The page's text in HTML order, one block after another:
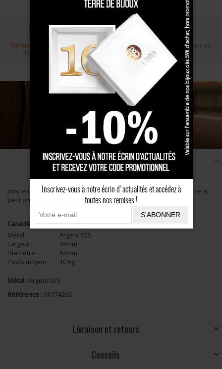
Livraison gratuite
dès 100 €
Écrin cadeau Paiement sécurisé
Description
Jonc en Argent massif, motif tête de cheval. Un bracelet équestre à
petit prix, fabriqué en France artisanalement.
Caractéristiques
Métal
Argent 925
Largeur
16mm
Diamètre
63mm
Poids moyen
10,6g
Métal : Argent 925
Référence : A017426S
Livraison et retours
Conseils
Inscrivez-vous à notre écrin d'actualités et accédez à
toutes nos remises !
S'ABONNER